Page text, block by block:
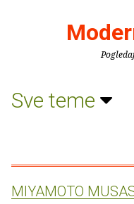
Sve teme
MIYAMOTO